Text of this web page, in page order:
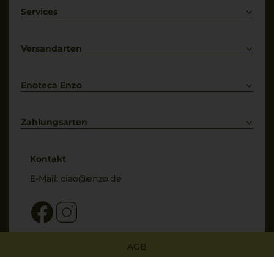
Weißwein
Services
Kontakt
Versandarten
Enoteca Enzo
Bewertungs-Richtlinien
Zahlungsarten
Kontakt
E-Mail: ciao@enzo.de
AGB